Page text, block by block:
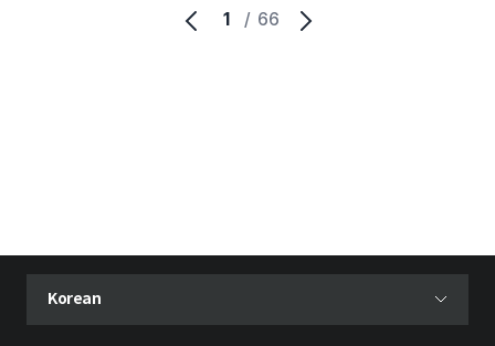
1 / 66
언어 선택 메뉴 열기
현재 선택된 언어
Korean